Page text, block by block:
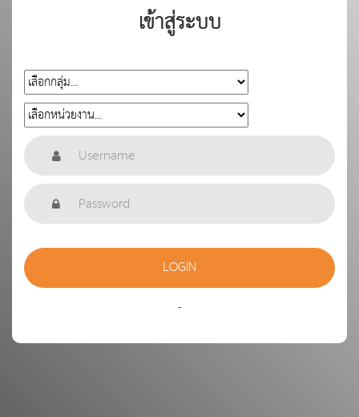
เข้าสู่ระบบ
LOGIN
-